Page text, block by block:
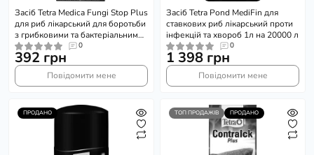
Засіб Tetra Medica Fungi Stop Plus
для риб лікарський для боротьби
з грибковими та бактеріальними
інфекціями 20 мл
0
392 грн
Повідомити мене
Засіб Tetra Pond MediFin для
ставкових риб лікарський проти
інфекцій та хвороб 1л на 20000 л
0
1 398 грн
Повідомити мене
ПРОДАНО ТОП ПРОДАЖІВ ПРОДАНО